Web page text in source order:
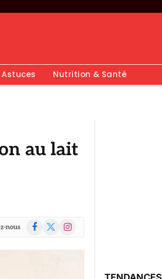
Nutrition & Santé
au lait
nous Facebook
X
Instagram